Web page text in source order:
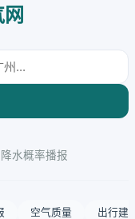
水概率播报
空气质量 出行建